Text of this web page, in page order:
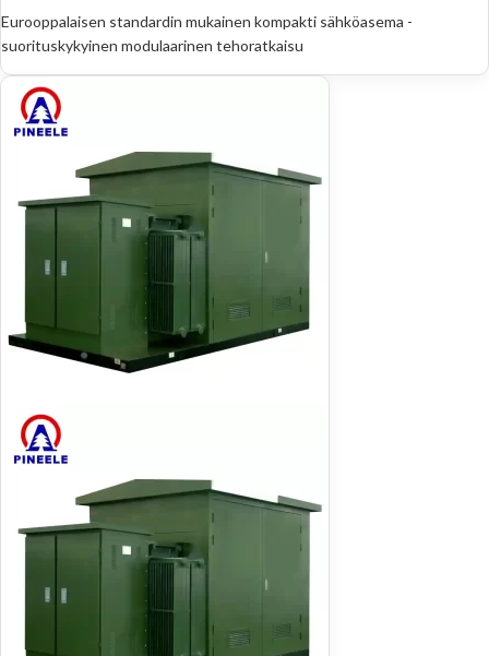
Eurooppalaisen standardin mukainen kompakti sähköasema -
suorituskykyinen modulaarinen tehoratkaisu